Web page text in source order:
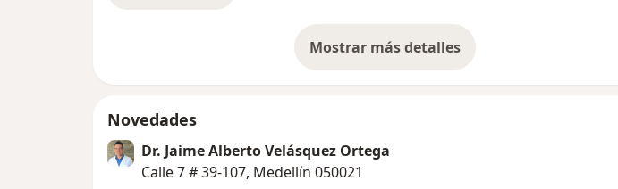
Mostrar más detalles
sobre la experiencia
Novedades
Dr. Jaime Alberto Velásquez Ortega
Calle 7 # 39-107, Medellín 050021